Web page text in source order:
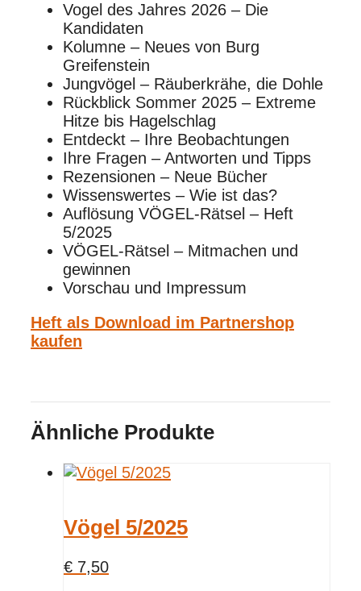
Vogel des Jahres 2026 – Die
Kandidaten
Kolumne – Neues von Burg
Greifenstein
Jungvögel – Räuberkrähe, die Dohle
Rückblick Sommer 2025 – Extreme
Hitze bis Hagelschlag
Entdeckt – Ihre Beobachtungen
Ihre Fragen – Antworten und Tipps
Rezensionen – Neue Bücher
Wissenswertes – Wie ist das?
Auflösung VÖGEL-Rätsel – Heft
5/2025
VÖGEL-Rätsel – Mitmachen und
gewinnen
Vorschau und Impressum
Heft als Download im Partnershop
kaufen
Ähnliche Produkte
Vögel 5/2025
€ 7,50